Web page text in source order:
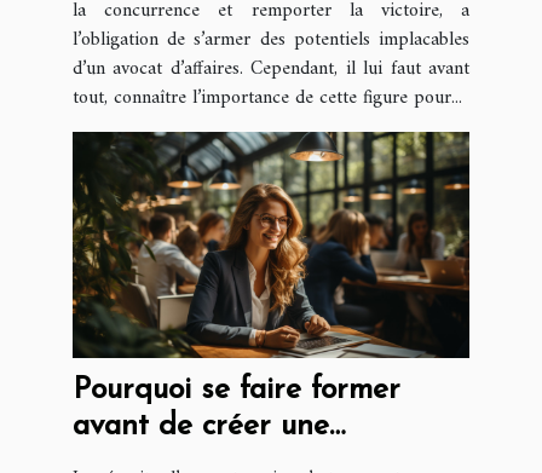
la concurrence et remporter la victoire, a
l’obligation de s’armer des potentiels implacables
d’un avocat d’affaires. Cependant, il lui faut avant
tout, connaître l’importance de cette figure pour...
Pourquoi se faire former
avant de créer une
entreprise ?